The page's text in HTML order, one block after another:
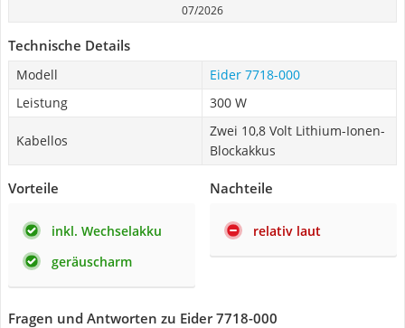
07/2026
Technische Details
Modell
Eider 7718-000
Leistung
300 W
Kabellos
Zwei 10,8 Volt Lithium-Ionen-
Blockakkus
Vorteile
inkl. Wechselakku
geräuscharm
Nachteile
relativ laut
Fragen und Antworten zu Eider 7718-000